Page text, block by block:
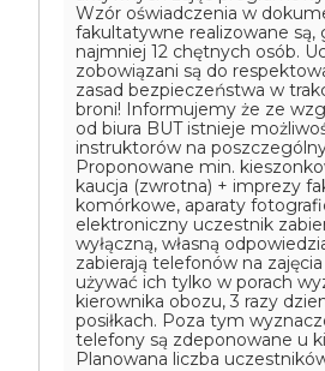
Wzór oświadczenia w
fakultatywne realizowane są,
najmniej 12 chętnych osób.
zobowiązani są do
zasad bezpieczeństwa w
broni! Informujemy że ze
od biura BUT istnieje
instruktorów na
Proponowane min.
kaucja (zwrotna) + imprezy
komórkowe, aparaty
elektroniczny uczestnik
wyłączną, własną
zabierają telefonów na
używać ich tylko w porach
kierownika obozu, 3 razy
posiłkach. Poza tym
telefony są zdeponowane u
Planowana liczba